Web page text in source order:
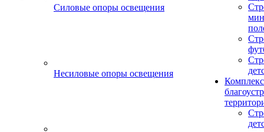
Силовые опоры освещения
Несиловые опоры освещения